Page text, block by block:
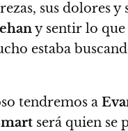
sus dolores y
y sentir lo que
estaba
tendremos a
será quien se